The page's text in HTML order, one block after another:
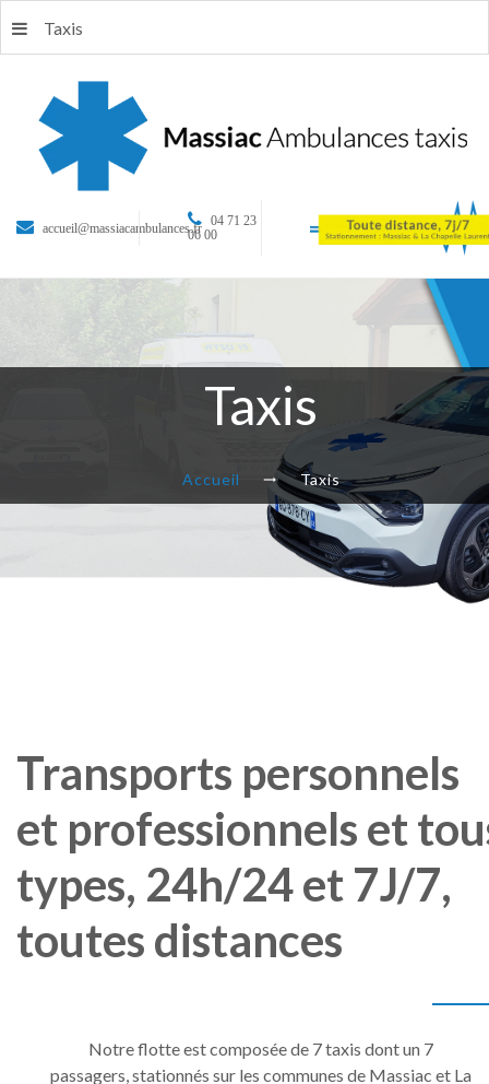
accueil@massiacambulances.fr
04 71 23
06 00
Taxis
Taxis
Accueil Taxis
Transports personnels
et professionnels et
types, 24h/24et 7J/7,
toutes distances
Notre flotte est composée de 7 taxis dont un 7
passagers, stationnés sur les communes de Massiac et La